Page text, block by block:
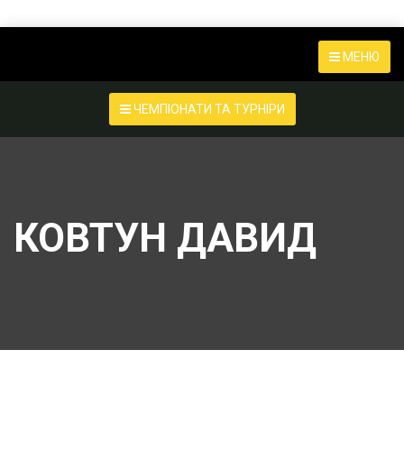
МЕНЮ
ЧЕМПІОНАТИ ТА ТУРНІРИ
КОВТУН ДАВИД